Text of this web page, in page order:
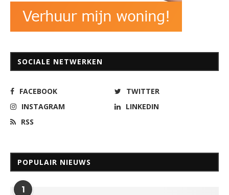
SOCIALE NETWERKEN
FACEBOOK
TWITTER
INSTAGRAM
LINKEDIN
RSS
POPULAIR NIEUWS
1